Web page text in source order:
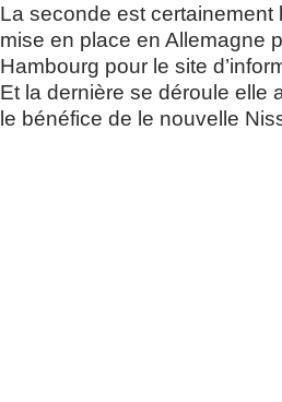
La seconde est
mise en place en Allemagne
Hambourg pour le site
Et la dernière se déroule elle
le bénéfice de le nouvelle